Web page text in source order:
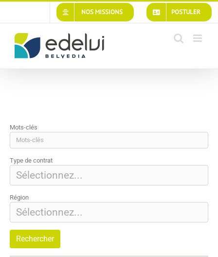
Passer
contenu
POSTULER
NOS MISSIONS
Mots-clés
Type de contrat
Région